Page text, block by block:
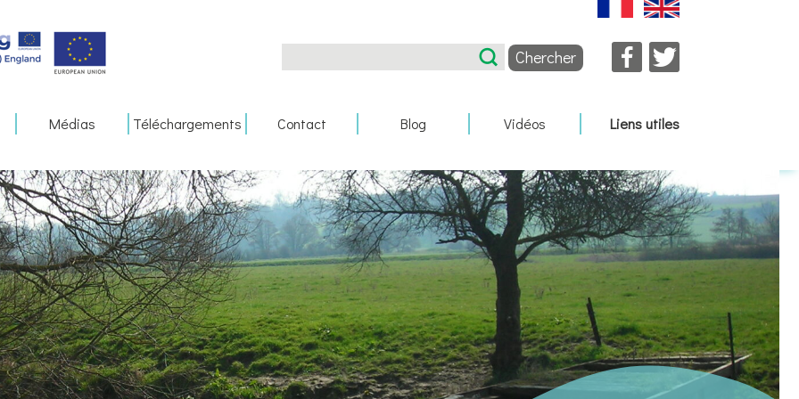
FacebookTwitter
Médias Téléchargements Contact Blog Vidéos Liens utiles